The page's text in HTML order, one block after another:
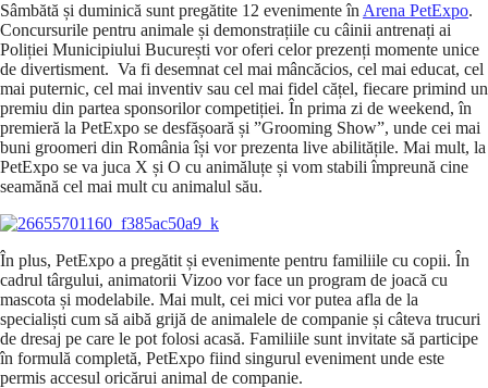
Sâmbătă și duminică sunt pregătite 12 evenimente înArena PetExpo.
Concursurile pentru animale și demonstrațiile cu câinii antrenați ai
Poliției Municipiului București vor oferi celor prezenți momente unice
de divertisment. Va fi desemnat cel mai mâncăcios, cel mai educat, cel
mai puternic, cel mai inventiv sau cel mai fidel cățel, fiecare primind un
premiu din partea sponsorilor competiției. În prima zi de weekend, în
premieră la PetExpo se desfășoară și ”Grooming Show”, unde cei mai
buni groomeri din România își vor prezenta live abilitățile. Mai mult, la
PetExpo se va juca X și O cu animăluțe și vom stabili împreună cine
seamănă cel mai mult cu animalul său.
În plus, PetExpo a pregătit și evenimente pentru familiile cu copii. În
cadrul târgului, animatorii Vizoo vor face un program de joacă cu
mascota și modelabile. Mai mult, cei mici vor putea afla de la
specialiști cum să aibă grijă de animalele de companie și câteva trucuri
de dresaj pe care le pot folosi acasă. Familiile sunt invitate să participe
în formulă completă, PetExpo fiind singurul eveniment unde este
permis accesul oricărui animal de companie.